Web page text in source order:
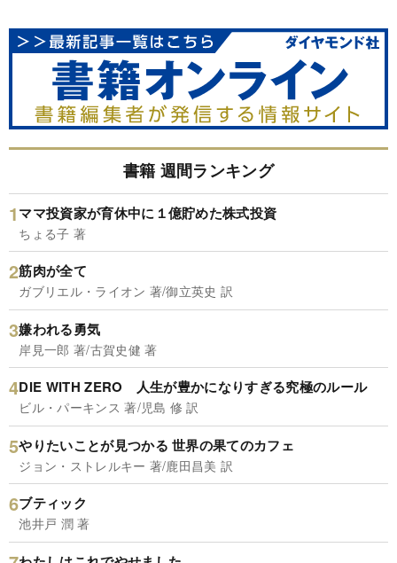
書籍 週間ランキング
ママ投資家が育休中に１億貯めた株式投資
ちょる子 著
筋肉が全て
ガブリエル・ライオン 著/御立英史 訳
嫌われる勇気
岸見一郎 著/古賀史健 著
DIE WITH ZERO 人生が豊かになりすぎる究極のルール
ビル・パーキンス 著/児島 修 訳
やりたいことが見つかる 世界の果てのカフェ
ジョン・ストレルキー 著/鹿田昌美 訳
ブティック
池井戸 潤 著